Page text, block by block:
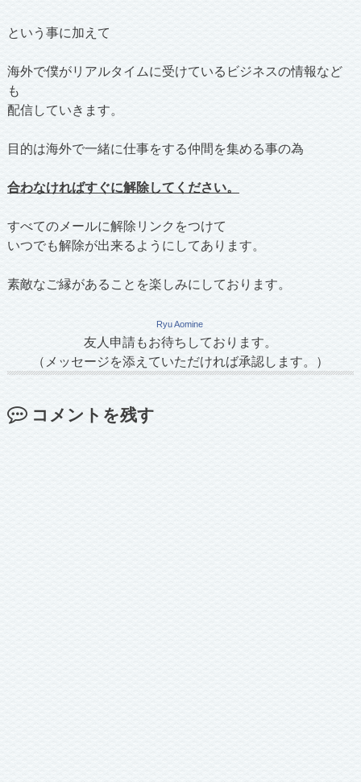
という事に加えて
海外で僕がリアルタイムに受けているビジネスの情報など
も
配信していきます。
目的は海外で一緒に仕事をする仲間を集める事の為
合わなければすぐに解除してください。
すべてのメールに解除リンクをつけて
いつでも解除が出来るようにしてあります。
素敵なご縁があることを楽しみにしております。
Ryu Aomine
友人申請もお待ちしております。
（メッセージを添えていただければ承認します。）
コメントを残す